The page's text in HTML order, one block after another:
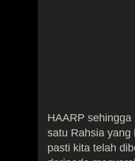
HAARP
satu Rahsia yang
pasti kita telah